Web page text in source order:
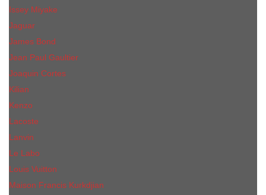
Issey Miyake
Jaguar
James Bond
Jean Paul Gaultier
Joaquin Сortes
Kilian
Kenzo
Lacoste
Lanvin
Le Labo
Louis Vuitton
Maison Francis Kurkdjian